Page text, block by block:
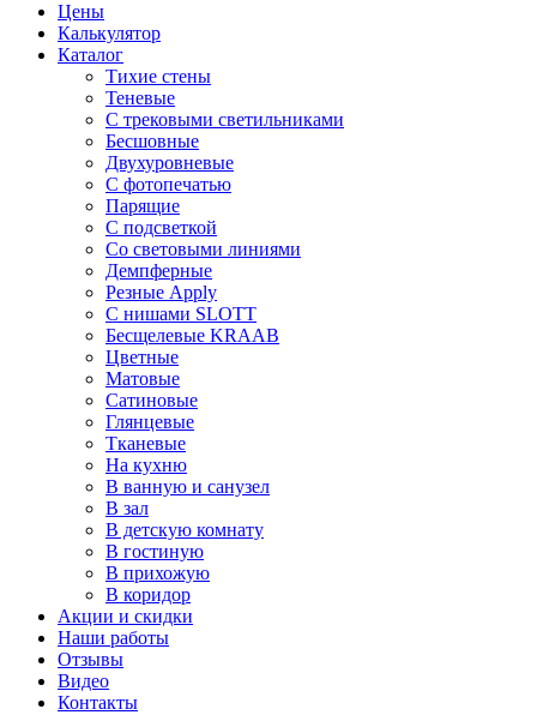
Цены
Калькулятор
Каталог
Тихие стены
Теневые
С трековыми светильниками
Бесшовные
Двухуровневые
С фотопечатью
Парящие
С подсветкой
Со световыми линиями
Демпферные
Резные Apply
С нишами SLOTT
Бесщелевые KRAAB
Цветные
Матовые
Сатиновые
Глянцевые
Тканевые
На кухню
В ванную и санузел
В зал
В детскую комнату
В гостиную
В прихожую
В коридор
Акции и скидки
Наши работы
Отзывы
Видео
Контакты